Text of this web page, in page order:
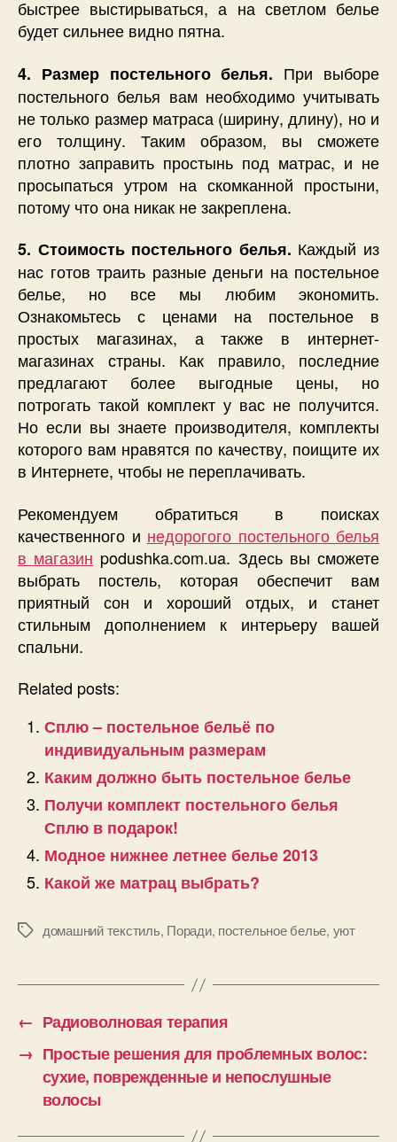
быстрее выстирываться, а на светлом белье
будет сильнее видно пятна.
4. Размер постельного белья. При выборе
постельного белья вам необходимо учитывать
не только размер матраса (ширину, длину), но и
его толщину. Таким образом, вы сможете
плотно заправить простынь под матрас, и не
просыпаться утром на скомканной простыни,
потому что она никак не закреплена.
5. Стоимость постельного белья. Каждый из
нас готов траить разные деньги на постельное
белье, но все мы любим экономить.
Ознакомьтесь с ценами на постельное в
простых магазинах, а также в интернет-
магазинах страны. Как правило, последние
предлагают более выгодные цены, но
потрогать такой комплект у вас не получится.
Но если вы знаете производителя, комплекты
которого вам нравятся по качеству, поищите их
в Интернете, чтобы не переплачивать.
Рекомендуем обратиться в поисках
качественного и недорогого постельного белья
в магазин podushka.com.ua. Здесь вы сможете
выбрать постель, которая обеспечит вам
приятный сон и хороший отдых, и станет
стильным дополнением к интерьеру вашей
спальни.
Related posts:
Сплю – постельное бельё по
индивидуальным размерам
Каким должно быть постельное белье
Получи комплект постельного белья
Сплю в подарок!
Модное нижнее летнее белье 2013
Какой же матрац выбрать?
Позначки
домашний текстиль, Поради, постельное белье, уют
← Радиоволновая терапия
→ Простые решения для проблемных волос:
сухие, поврежденные и непослушные
волосы